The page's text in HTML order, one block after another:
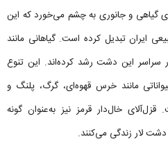
گیاهی و جانوری به چشم می‌خورد که این
ایران تبدیل کرده است. گیاهانی مانند
سراسر این دشت رشد کرده‌اند. این تنوع
مانند خرس قهوه‌ای، گرگ، پلنگ و
خال‌دار قرمز نیز به‌عنوان گونه
لار زندگی می‌کنند.